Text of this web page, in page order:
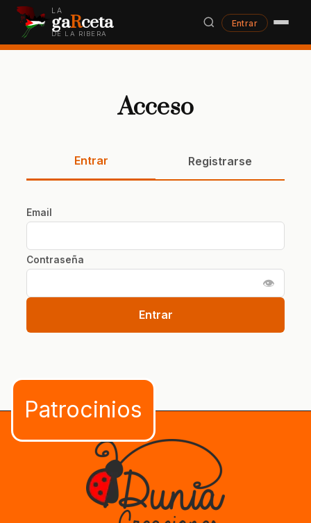
LA
gaRceta
DE LA RIBERA
Entrar
Acceso
Entrar Registrarse
Email
Contraseña
👁
Entrar